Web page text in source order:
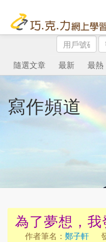
用
戶
號
碼
密
碼
隨選文章
最新 最熱
寫作頻道
為了夢想，
作者筆名： 鄭子軒